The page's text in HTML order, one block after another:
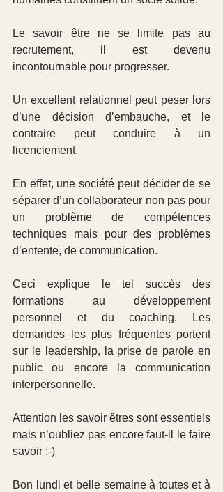
Le savoir être ne se limite pas au
recrutement, il est devenu
incontournable pour progresser.
Un excellent relationnel peut peser lors
d’une décision d’embauche, et le
contraire peut conduire à un
licenciement.
En effet, une société peut décider de se
séparer d’un collaborateur non pas pour
un problème de compétences
techniques mais pour des problèmes
d’entente, de communication.
Ceci explique le tel succès des
formations au développement
personnel et du coaching. Les
demandes les plus fréquentes portent
sur le leadership, la prise de parole en
public ou encore la communication
interpersonnelle.
Attention les savoir êtres sont essentiels
mais n’oubliez pas encore faut-il le faire
savoir ;-)
Bon lundi et belle semaine à toutes et à